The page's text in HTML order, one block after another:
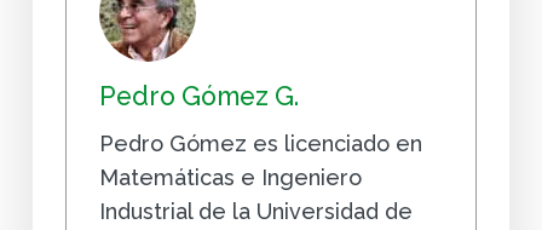
Pedro Gómez G.
Pedro Gómez es licenciado en
Matemáticas e Ingeniero
Industrial de la Universidad de